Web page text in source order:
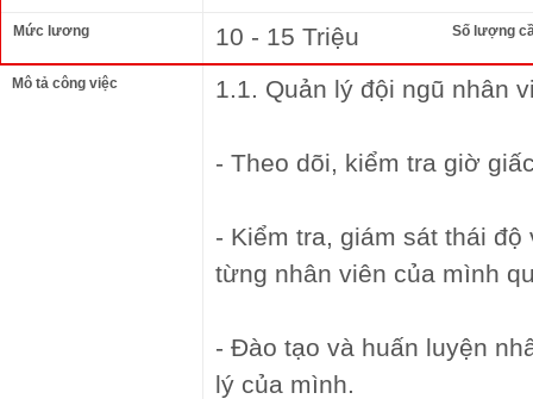
Mức lương 10 - 15 Triệu Số lượng
Mô tả công việc 1.1. Quản lý đội ngũ nhân
- Theo dõi, kiểm tra giờ
- Kiểm tra, giám sát thái
từng nhân viên của mình
- Đào tạo và huấn luyện
lý của mình.